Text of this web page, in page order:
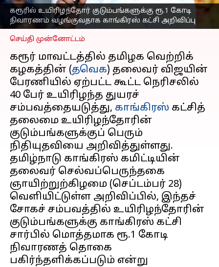
கரூரில் உயிரிழந்தோர் குடும்பங்களுக்கு ரூ.1 கோடி
நிவாரணம் வழங்குவதாக காங்கிரஸ் கட்சி அறிவிப்பு
எழுதியவர் Sekar Chinnappan Sep 28, 2025 03:46 pm
செய்தி முன்னோட்டம்
கரூர் மாவட்டத்தில் தமிழக வெற்றிக்
கழகத்தின் (தவெக) தலைவர் விஜயின்
பேரணியில் ஏற்பட்ட கூட்ட நெரிசலில்
40 பேர் உயிரிழந்த துயரச்
சம்பவத்தையடுத்து, காங்கிரஸ் கட்சித்
தலைமை உயிரிழந்தோரின்
குடும்பங்களுக்குப் பெரும்
நிதியுதவியை அறிவித்துள்ளது.
தமிழ்நாடு காங்கிரஸ் கமிட்டியின்
தலைவர் செல்வப்பெருந்தகை
ஞாயிற்றுற்கிழமை (செப்டம்பர் 28)
வெளியிட்டுள்ள அறிவிப்பில், இந்தச்
சோகச் சம்பவத்தில் உயிரிழந்தோரின்
குடும்பங்களுக்கு காங்கிரஸ் கட்சி
சார்பில் மொத்தமாக ரூ.1 கோடி
நிவாரணத் தொகை
பகிர்ந்தளிக்கப்படும் என்று